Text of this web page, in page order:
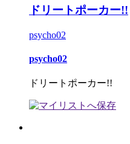
ドリートポーカー!!
psycho02
psycho02
ドリートポーカー!!